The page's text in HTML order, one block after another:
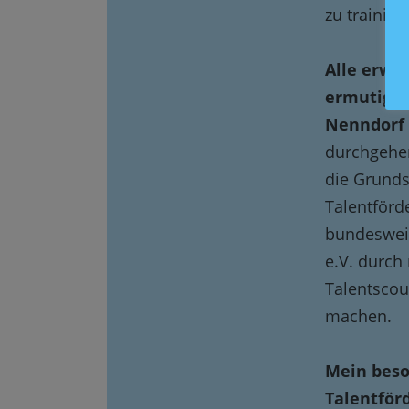
zu
Alle
ermutigt,
Nenndorf
die
e.V.
machen.
Mein